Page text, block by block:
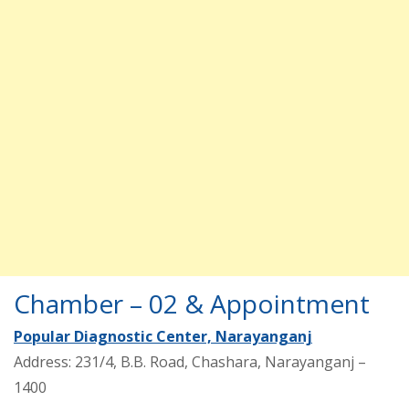
Chamber – 02 & Appointment
Popular Diagnostic Center, Narayanganj
Address: 231/4, B.B. Road, Chashara, Narayanganj –
1400